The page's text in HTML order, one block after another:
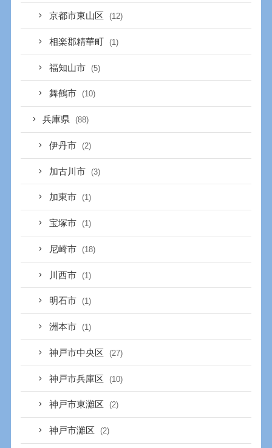
京都市東山区 (12)
相楽郡精華町 (1)
福知山市 (5)
舞鶴市 (10)
兵庫県 (88)
伊丹市 (2)
加古川市 (3)
加東市 (1)
宝塚市 (1)
尼崎市 (18)
川西市 (1)
明石市 (1)
洲本市 (1)
神戸市中央区 (27)
神戸市兵庫区 (10)
神戸市東灘区 (2)
神戸市灘区 (2)